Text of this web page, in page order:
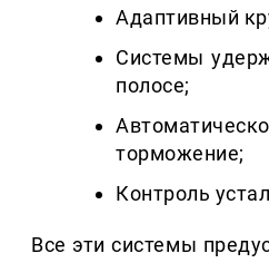
Адаптивный
Системы
полосе;
торможение;
Контроль
Все эти системы